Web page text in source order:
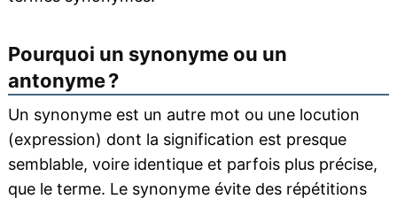
Pourquoi un synonyme ou un
antonyme ?
Un synonyme est un autre mot ou une locution
(expression) dont la signification est presque
semblable, voire identique et parfois plus précise,
que le terme. Le synonyme évite des répétitions